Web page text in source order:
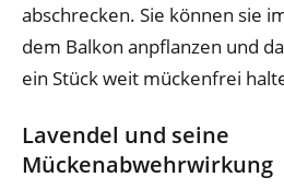
abschrecken. Sie können sie
dem Balkon anpflanzen und
ein Stück weit mückenfrei
Lavendel und seine
Mückenabwehrwirkung